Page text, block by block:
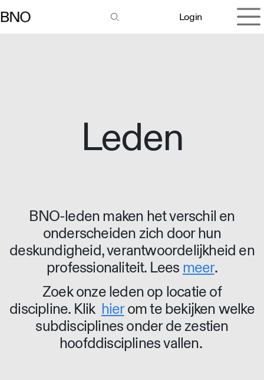
Login
Leden
BNO-leden maken het verschil en
onderscheiden zich door hun
deskundigheid, verantwoordelijkheid en
professionaliteit. Lees meer.
Zoek onze leden op locatie of
discipline. Klik hierom te bekijken welke
subdisciplines onder de zestien
hoofddisciplines vallen.